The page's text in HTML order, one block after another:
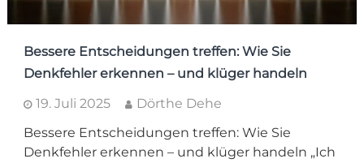
Bessere Entscheidungen treffen: Wie Sie
Denkfehler erkennen – und klüger handeln
19. Juli 2025
Dörthe Dehe
Bessere Entscheidungen treffen: Wie Sie
Denkfehler erkennen – und klüger handeln „Ich